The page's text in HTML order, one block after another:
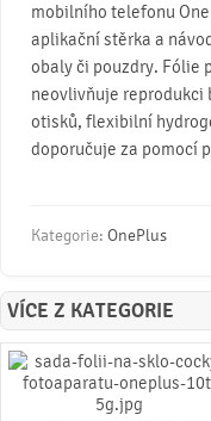
mobilního telefonu
aplikační stěrka a
obaly či pouzdry. Fólie
neovlivňuje reprodukci
otisků, flexibilní
doporučuje za pomocí
Kategorie: OnePlus
VÍCE Z KATEGORIE